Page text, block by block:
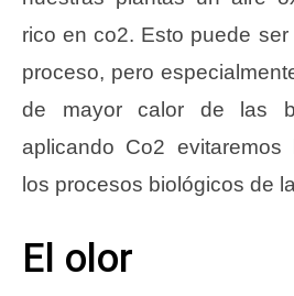
rico en co2. Esto puede ser
proceso, pero
de mayor calor de las
aplicando Co2
los procesos biológicos de
El olor